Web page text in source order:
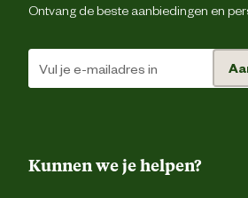
Ontvang de beste aanbiedingen en
Kunnen we je helpen?